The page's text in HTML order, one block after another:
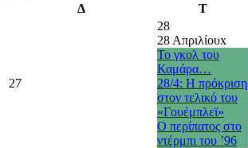
Δ Τ
27
28
28 Απριλίουx
Το γκολ του
Καμάρα…
28/4: Η πρόκριση
στον τελικό του
«Γουέμπλεϊ»
O περίπατος στο
ντέρμπι του ’96